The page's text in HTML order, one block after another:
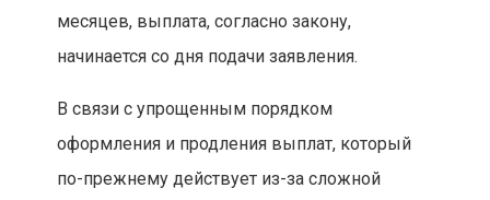
месяцев, выплата, согласно закону,
начинается со дня подачи заявления.
В связи с упрощенным порядком
оформления и продления выплат, который
по-прежнему действует из-за сложной